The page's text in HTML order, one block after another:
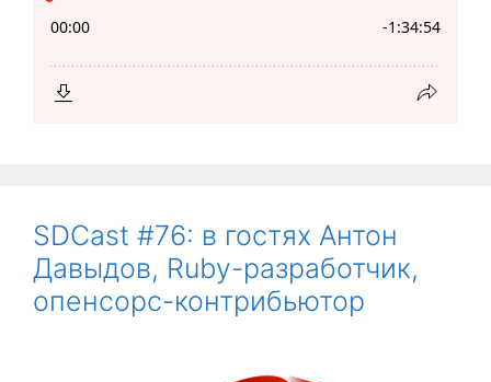
SDCast #76: в гостях Антон
Давыдов, Ruby-разработчик,
опенсорс-контрибьютор